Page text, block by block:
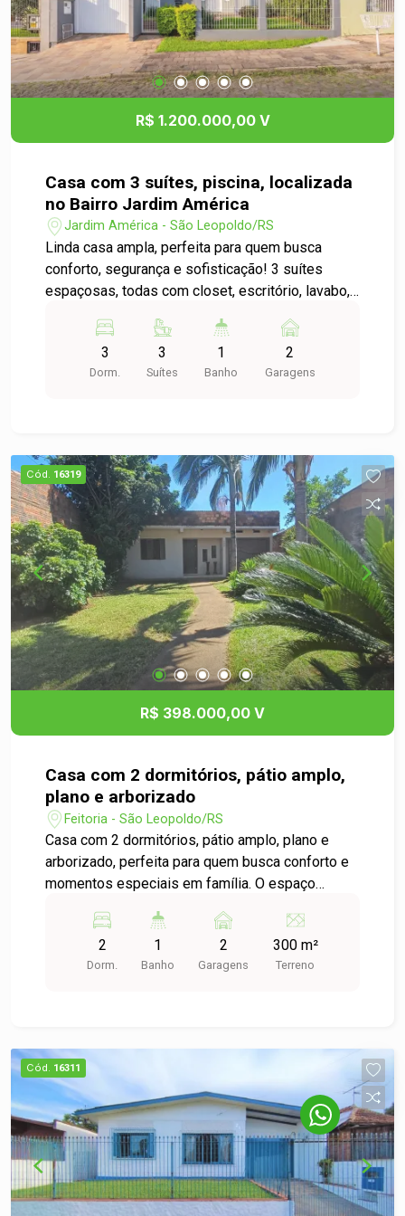
R$ 1.200.000,00 V
Casa com 3 suítes, piscina, localizada
no Bairro Jardim América
Jardim América - São Leopoldo/RS
Linda casa ampla, perfeita para quem busca
conforto, segurança e sofisticação! 3 suítes
espaçosas, todas com closet, escritório, lavabo,
integradas, área de serviço independente,
garagem para 2 carros, piscina, amplo pátio, ideal
para lazer e convivência, semi mobiliada, com
generosos e excelente padrão construtivo.
3
Dorm.
3
Suítes
1
Banho
2
Garagens
Cód. 16319
R$ 398.000,00 V
Casa com 2 dormitórios, pátio amplo,
plano e arborizado
Feitoria - São Leopoldo/RS
Casa com 2 dormitórios, pátio amplo, plano e
arborizado, perfeita para quem busca conforto e
momentos especiais em família. O espaço
futuras ampliações. Localizada a apenas 300
metros do Supermercado Rissul, oferecendo
praticidade e fácil acesso a serviços e comércio.
2
Dorm.
1
Banho
2
Garagens
300 m²
Terreno
Cód. 16311